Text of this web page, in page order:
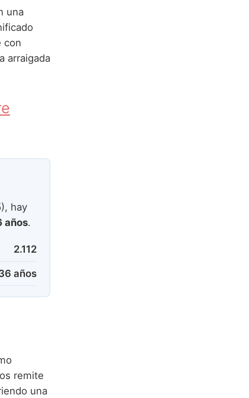
una
con
arraigada
hay
años.
2.112
años
remite
una